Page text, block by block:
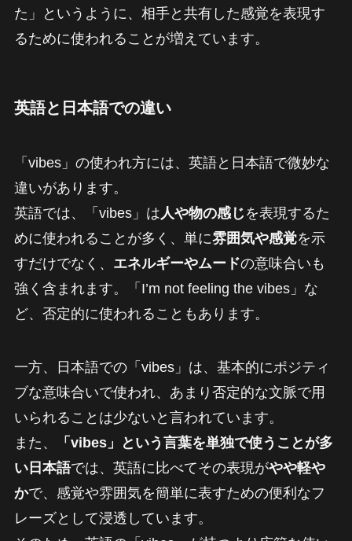
た」というように、相手と共有した感覚を表現す
るために使われることが増えています。
英語と日本語での違い
「vibes」の使われ方には、英語と日本語で微妙な
違いがあります。
英語では、「vibes」は 人や物の感じ を表現するた
めに使われることが多く、単に雰囲気や感覚を示
すだけでなく、 エネルギーやムードの意味合いも
強く含まれます。「I’m not feeling the vibes」な
ど、否定的に使われることもあります。
一方、日本語での「vibes」は、基本的にポジティ
ブな意味合いで使われ、あまり否定的な文脈で用
いられることは少ないと言われています。
また、
「vibes」という言葉を単独で使うことが多
い日本語では、英語に比べてその表現がやや軽や
かで、感覚や雰囲気を簡単に表すための便利なフ
レーズとして浸透しています。